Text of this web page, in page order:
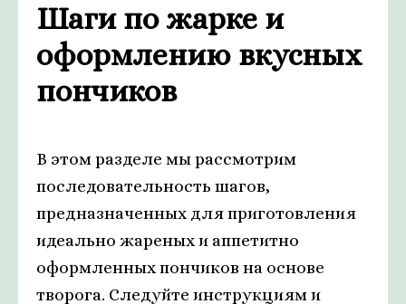
Шаги по жарке и
оформлению вкусных
пончиков
В этом разделе мы рассмотрим
последовательность шагов,
предназначенных для приготовления
идеально жареных и аппетитно
оформленных пончиков на основе
творога. Следуйте инструкциям и